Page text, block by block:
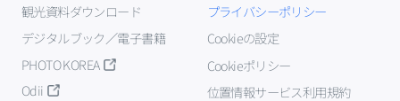
観光資料ダウンロード
デジタルブック／電子書籍
PHOTO KOREA
Odii
プライバシーポリシー
Cookieの設定
Cookieポリシー
位置情報サービス利用規約